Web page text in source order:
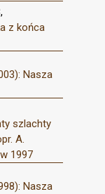
z końca
Nasza
szlachty
A.
1997
Nasza